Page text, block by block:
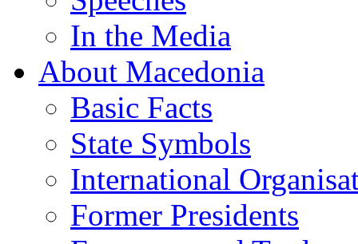
In the Media
About Macedonia
Basic Facts
State Symbols
International
Former Presidents